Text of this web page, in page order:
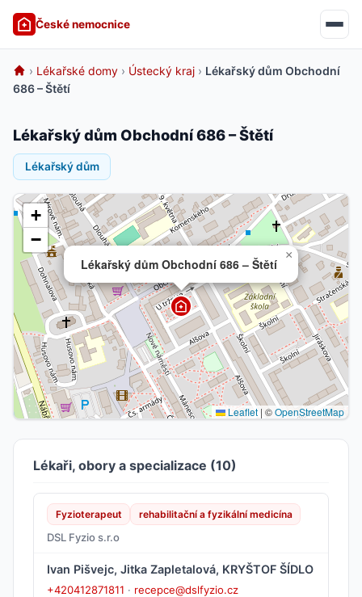
České nemocnice
› Lékařské domy › Ústecký kraj › Lékařský dům Obchodní
686 – Štětí
Lékařský dům Obchodní 686 – Štětí
Lékařský dům
Lékařský dům Obchodní 686 – Štětí
×
+
−
Leaflet | ©OpenStreetMap
Lékaři, obory a specializace (10)
Fyzioterapeut rehabilitační a fyzikální medicína
DSL Fyzio s.r.o
Ivan Pišvejc, Jitka Zapletalová, KRYŠTOF ŠÍDLO
+420412871811 · recepce@dslfyzio.cz